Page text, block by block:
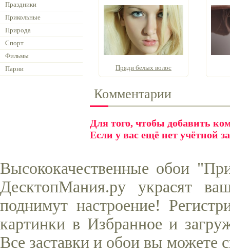
Праздники
Прикольные
Природа
Спорт
Фильмы
Парни
Пряди белых волос
Комментарии
Для того, чтобы добавить
Если у вас ещё нет учётной
Высококачественные обои
ДесктопМания.ру украсят
поднимут настроение!
картинки в Избранное и
Все заставки и обои вы можете